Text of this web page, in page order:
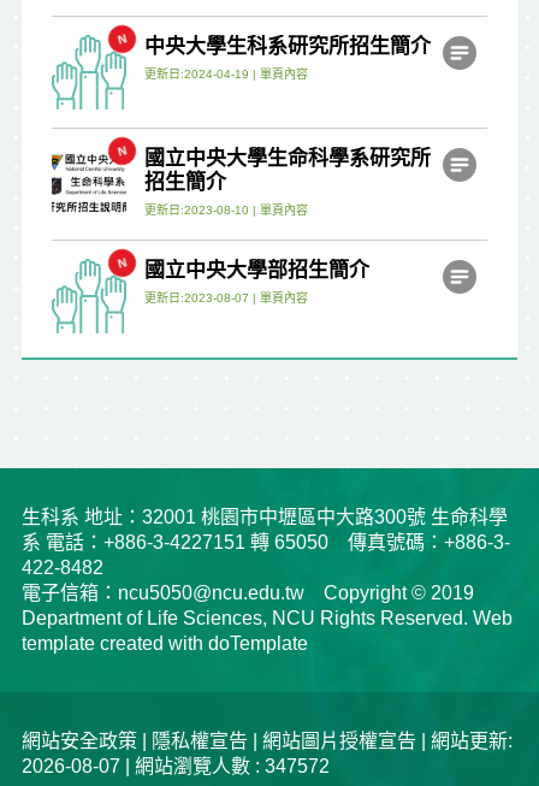
中央大學生科系研究所招生簡介
更新日:2024-04-19 | 單頁內容
國立中央大學生命科學系研究所
招生簡介
更新日:2023-08-10 | 單頁內容
國立中央大學部招生簡介
更新日:2023-08-07 | 單頁內容
生科系 地址：32001 桃園市中壢區中大路300號 生命科學
系 電話：+886-3-4227151 轉 65050 傳真號碼：+886-3-
422-8482
電子信箱：ncu5050@ncu.edu.tw Copyright © 2019
Department of Life Sciences, NCU Rights Reserved. Web
template created with doTemplate
網站安全政策 隱私權宣告 網站圖片授權宣告 | 網站更新:
2026-08-07 | 網站瀏覽人數 : 347572